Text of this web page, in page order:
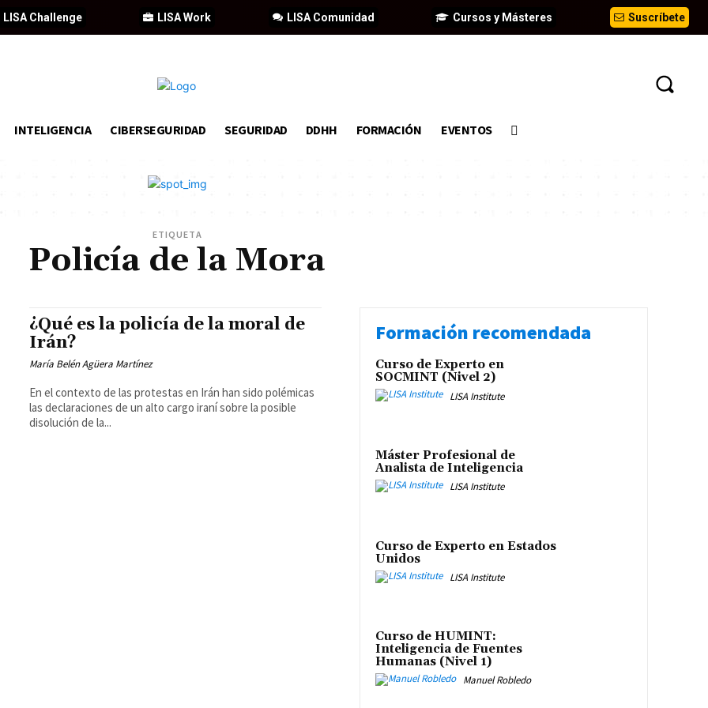
Suscríbete
Cursos y Másteres
LISA Comunidad
LISA Work
LISA Challenge
INTELIGENCIA CIBERSEGURIDAD SEGURIDAD DDHH FORMACIÓN EVENTOS
ETIQUETA
Policía de la Mora
¿Qué es la policía de la moral de
Irán?
María Belén Agüera Martínez
En el contexto de las protestas en Irán han sido polémicas
las declaraciones de un alto cargo iraní sobre la posible
disolución de la...
Formación recomendada
Curso de Experto en
SOCMINT (Nivel 2)
LISA Institute
Máster Profesional de
Analista de Inteligencia
LISA Institute
Curso de Experto en Estados
Unidos
LISA Institute
Curso de HUMINT:
Inteligencia de Fuentes
Humanas (Nivel 1)
Manuel Robledo